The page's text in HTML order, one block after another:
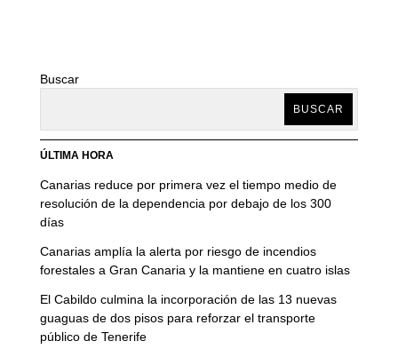
Buscar
BUSCAR
ÚLTIMA HORA
Canarias reduce por primera vez el tiempo medio de
resolución de la dependencia por debajo de los 300
días
Canarias amplía la alerta por riesgo de incendios
forestales a Gran Canaria y la mantiene en cuatro islas
El Cabildo culmina la incorporación de las 13 nuevas
guaguas de dos pisos para reforzar el transporte
público de Tenerife